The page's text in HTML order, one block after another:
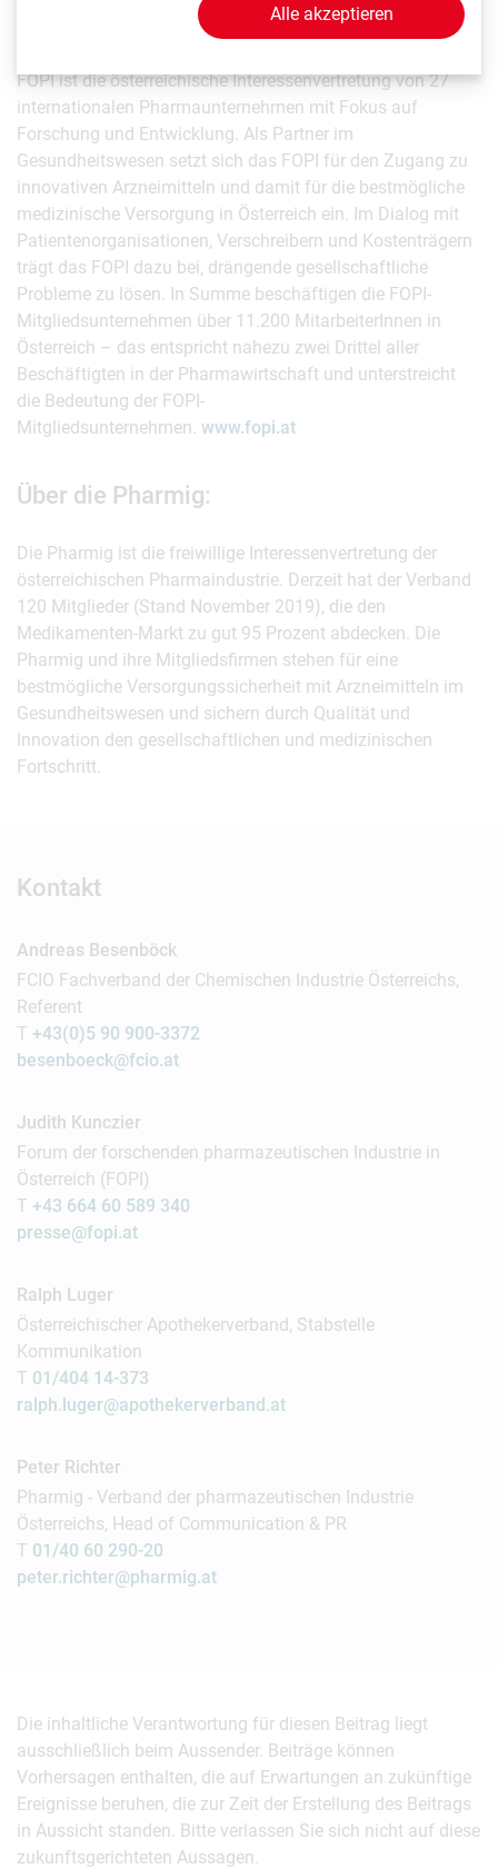
FOPI ist die österreichische Interessenvertretung von 27
internationalen Pharmaunternehmen mit Fokus auf
Forschung und Entwicklung. Als Partner im
Gesundheitswesen setzt sich das FOPI für den Zugang zu
innovativen Arzneimitteln und damit für die bestmögliche
medizinische Versorgung in Österreich ein. Im Dialog mit
Patientenorganisationen, Verschreibern und Kostenträgern
trägt das FOPI dazu bei, drängende gesellschaftliche
Probleme zu lösen. In Summe beschäftigen die FOPI-
Mitgliedsunternehmen über 11.200 MitarbeiterInnen in
Österreich – das entspricht nahezu zwei Drittel aller
Beschäftigten in der Pharmawirtschaft und unterstreicht
die Bedeutung der FOPI-
Mitgliedsunternehmen. www.fopi.at
Über die Pharmig:
Die Pharmig ist die freiwillige Interessenvertretung der
österreichischen Pharmaindustrie. Derzeit hat der Verband
120 Mitglieder (Stand November 2019), die den
Medikamenten-Markt zu gut 95 Prozent abdecken. Die
Pharmig und ihre Mitgliedsfirmen stehen für eine
bestmögliche Versorgungssicherheit mit Arzneimitteln im
Gesundheitswesen und sichern durch Qualität und
Innovation den gesellschaftlichen und medizinischen
Fortschritt.
Kontakt
Andreas Besenböck
FCIO Fachverband der Chemischen Industrie Österreichs,
Referent
T +43(0)5 90 900-3372
besenboeck@fcio.at
Judith Kunczier
Forum der forschenden pharmazeutischen Industrie in
Österreich (FOPI)
T +43 664 60 589 340
presse@fopi.at
Ralph Luger
Österreichischer Apothekerverband, Stabstelle
Kommunikation
T 01/404 14-373
ralph.luger@apothekerverband.at
Peter Richter
Pharmig - Verband der pharmazeutischen Industrie
Österreichs, Head of Communication & PR
T 01/40 60 290-20
peter.richter@pharmig.at
Die inhaltliche Verantwortung für diesen Beitrag liegt
ausschließlich beim Aussender. Beiträge können
Vorhersagen enthalten, die auf Erwartungen an zukünftige
Ereignisse beruhen, die zur Zeit der Erstellung des Beitrags
in Aussicht standen. Bitte verlassen Sie sich nicht auf diese
zukunftsgerichteten Aussagen.
Alle akzeptieren